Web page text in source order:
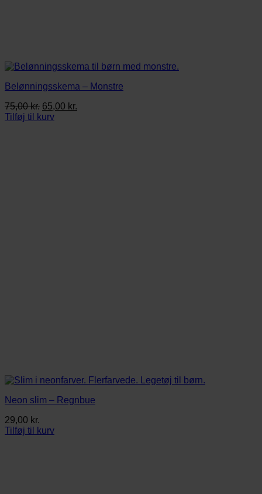
Belønningsskema – Monstre
75,00kr. Den
oprindelige
65,00 kr.
Tilføj til kurv
Neon slim – Regnbue
29,00 kr.
Tilføj til kurv